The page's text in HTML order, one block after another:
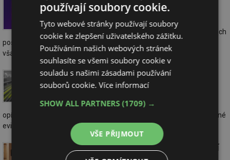
Efektivní údržba elektroinstalací
s termokamerou testo 883
20.7.2026 | Testo s.r.o.
Termografie elektrických zařízení může zabránit jejich
poškození a může pomoci předejít provozním poruchám, zároveň
však vyžaduje odborné znalosti. Co ...
Nová digitální řešení v oblasti dopravní
infrastruktury šetří čas, peníze i nervy
Ještě před několika lety se správa silnic a mostů
opírala hlavně o papírové mapy, složité excelové tabulky a nejednotné
evidence. ...
Letní bezpečnostní checklist pro školy: Mají
používají soubory cookie.
Tyto webové stránky používají soubory
cookie ke zlepšení uživatelského zážitku.
Používáním našich webových stránek
souhlasíte se všemi soubory cookie v
souladu s našimi zásadami používání
souborů cookie.Více informací
SHOW ALL PARTNERS(1709) →
VŠE PŘIJMOUT